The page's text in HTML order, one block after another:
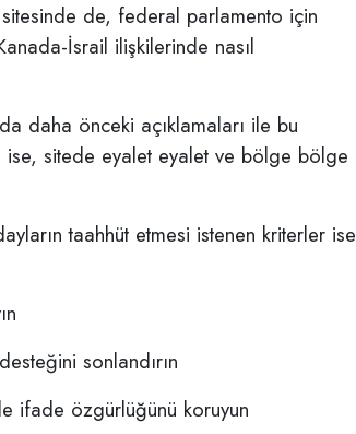
de, federal parlamento için
İsrail ilişkilerinde nasıl
daha önceki açıklamaları ile bu
sitede eyalet eyalet ve bölge bölge
taahhüt etmesi istenen kriterler ise
sonlandırın
ifade özgürlüğünü koruyun